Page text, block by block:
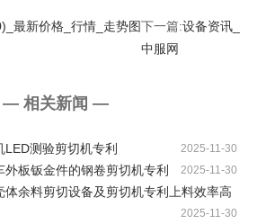
最新价格_行情_走势图下一篇:设备资讯_
中服网
— 相关新闻 —
测验剪切机专利 2025-11-30
板钣金件的钢卷剪切机专利 2025-11-30
余料剪切设备及剪切机专利上料效率高
2025-11-30